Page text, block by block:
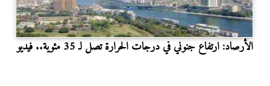
الأرصاد: ارتفاع جنوني في درجات الحرارة تصل لـ 35 مئوية.. فيديو